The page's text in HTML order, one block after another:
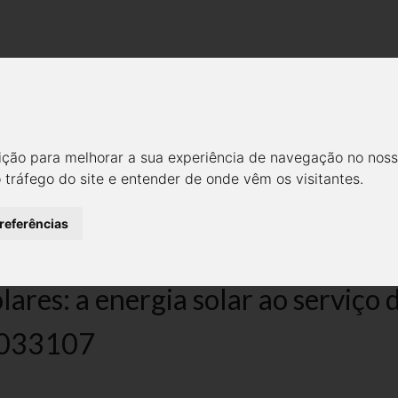
para melhorar a sua experiência de navegação no
do site e entender de onde vêm os visitantes.
Empresa Modelos Notícias Galeria
SOLARES: A ENERGIA
ALG-02-0853-
a energia solar ao serviço